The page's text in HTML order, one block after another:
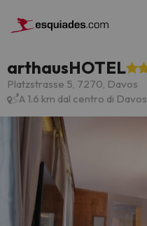
arthausHOTEL
Platzstrasse 5, 7270, Davos
A 1.6 km dal centro di Davos